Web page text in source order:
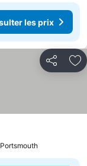
les prix
Partager